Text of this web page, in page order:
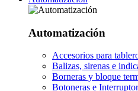
Automatización
Accesorios para
Balizas, sirenas e
Borneras y bloque
Botoneras e